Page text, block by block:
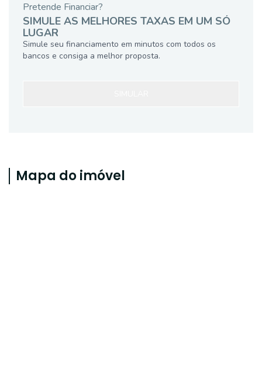
Pretende Financiar?
SIMULE AS MELHORES TAXAS EM UM SÓ
LUGAR
Simule seu financiamento em minutos com todos os
bancos e consiga a melhor proposta.
Mapa do imóvel